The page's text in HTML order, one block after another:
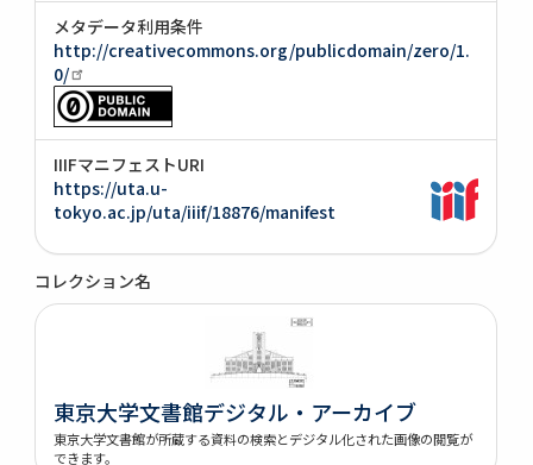
メタデータ利用条件
http://creativecommons.org/publicdomain/zero/1.
0/
IIIFマニフェストURI
https://uta.u-
tokyo.ac.jp/uta/iiif/18876/manifest
コレクション名
東京大学文書館デジタル・アーカイブ
東京大学文書館が所蔵する資料の検索とデジタル化された画像の閲覧が
できます。